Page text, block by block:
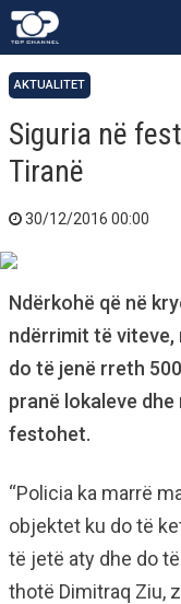
AKTUALITET
Siguria në
Tiranë
30/12/2016 00:00
Ndërkohë që në
ndërrimit të viteve,
do të jenë rreth
pranë lokaleve
festohet.
“Policia ka marrë
objektet ku do të
të jetë aty dhe do
thotë Dimitraq Ziu,